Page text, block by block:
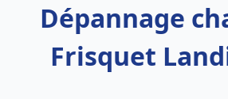
Dépannage
Frisquet